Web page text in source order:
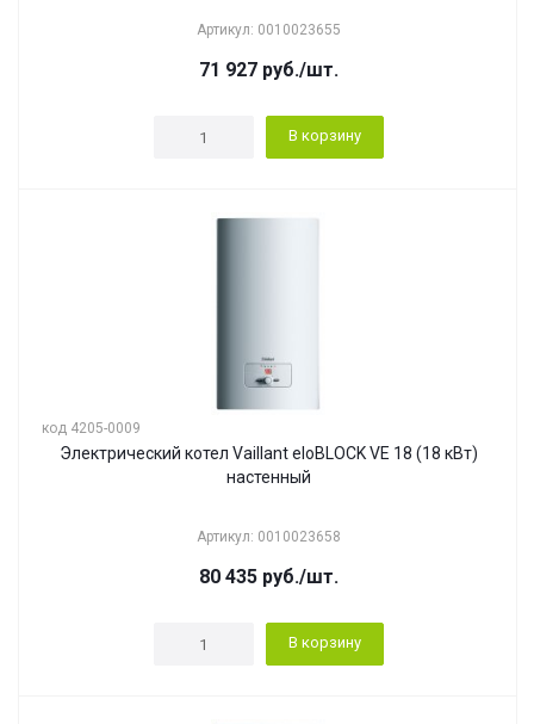
Артикул: 0010023655
71 927руб./шт.
В корзину
код 4205-0009
Электрический котел Vaillant eloBLOCK VE 18 (18 кВт)
настенный
Артикул: 0010023658
80 435руб./шт.
В корзину